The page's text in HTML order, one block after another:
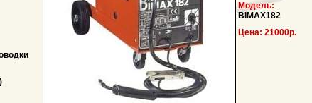
Модель:
BIMAX182
Цена: 21000р.